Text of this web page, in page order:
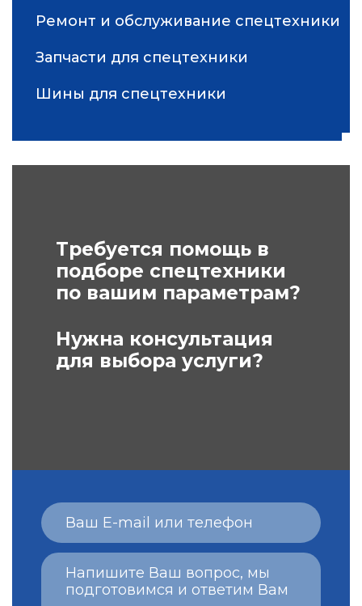
Ремонт и обслуживание спецтехники
Запчасти для спецтехники
Шины для спецтехники
Требуется помощь в
подборе спецтехники
по вашим параметрам?
Нужна консультация
для выбора услуги?